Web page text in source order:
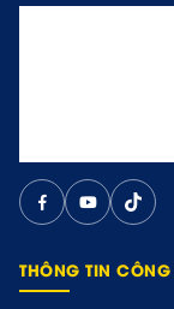
THÔNG TIN CÔNG